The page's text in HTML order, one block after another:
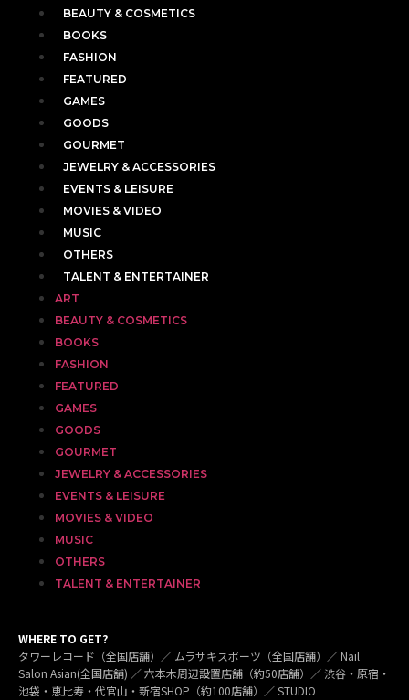
BEAUTY & COSMETICS
BOOKS
FASHION
FEATURED
GAMES
GOODS
GOURMET
JEWELRY & ACCESSORIES
EVENTS & LEISURE
MOVIES & VIDEO
MUSIC
OTHERS
TALENT & ENTERTAINER
ART
BEAUTY & COSMETICS
BOOKS
FASHION
FEATURED
GAMES
GOODS
GOURMET
JEWELRY & ACCESSORIES
EVENTS & LEISURE
MOVIES & VIDEO
MUSIC
OTHERS
TALENT & ENTERTAINER
WHERE TO GET?
タワーレコード（全国店舗）／ ムラサキスポーツ（全国店舗）／ Nail
Salon Asian(全国店舗) ／ 六本木周辺設置店舗（約50店舗）／ 渋谷・原宿・
池袋・恵比寿・代官山・新宿SHOP（約100店舗）／ STUDIO